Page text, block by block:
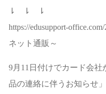
⇂ ⇂ ⇂
https://edusupport-
ネット通販～
9月11日付けでカード会
品の連絡に伴うお知らせ